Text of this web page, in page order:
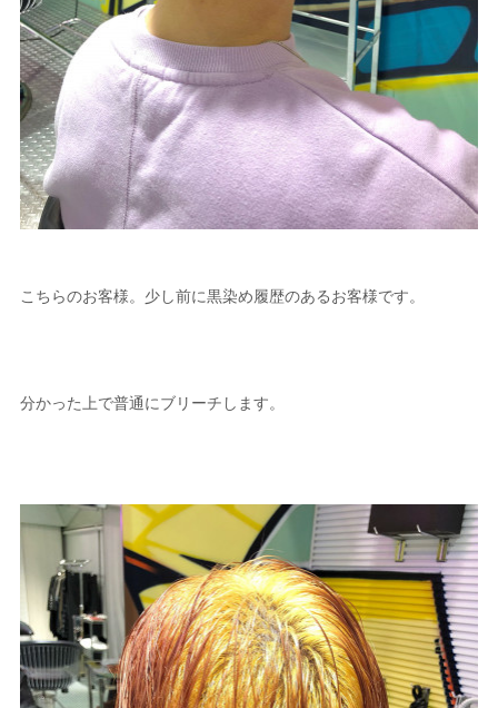
こちらのお客様。少し前に黒染め履歴のあるお客様です。
分かった上で普通にブリーチします。